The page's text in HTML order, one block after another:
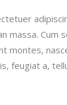
massa. Cum
montes,
feugiat a,